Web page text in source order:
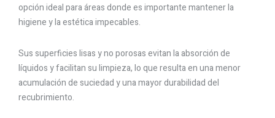
opción ideal para áreas donde es importante mantener la
higiene y la estética impecables.
Sus superficies lisas y no porosas evitan la absorción de
líquidos y facilitan su limpieza, lo que resulta en una menor
acumulación de suciedad y una mayor durabilidad del
recubrimiento.